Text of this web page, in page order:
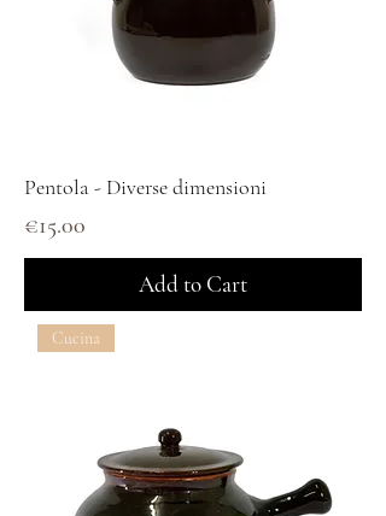
Pentola - Diverse dimensioni
Price
€15.00
Add to Cart
Cucina